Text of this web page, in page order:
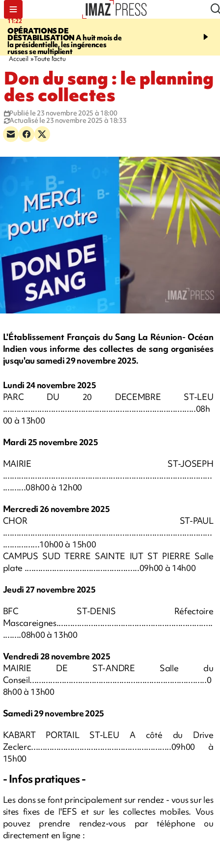
11:22
OPÉRATIONS DE
DÉSTABILISATIONA huit mois de
la présidentielle, les ingérences
russes se multiplient
14:51
Rivière triple champion
Accueil Toute l'actu
Don du sang : le planning
des collectes
Publié le 23 novembre 2025 à 18:00
Actualisé le 23 novembre 2025 à 18:33
L'Établissement Français du Sang La Réunion- Océan
Indien vous informe des collectes de sang organisées
jusqu'au samedi 29 novembre 2025.
Lundi 24 novembre 2025
PARC DU 20 DECEMBRE ST-LEU
....................................................................................08h
00 à 13h00
Mardi 25 novembre 2025
MAIRIE ST-JOSEPH
...........................................................................................
..........08h00 à 12h00
Mercredi 26 novembre 2025
CHOR ST-PAUL
...........................................................................................
................10h00 à 15h00
CAMPUS SUD TERRE SAINTE IUT ST PIERRE Salle
plate ..................................................09h00 à 14h00
Jeudi 27 novembre 2025
BFC ST-DENIS Réfectoire
Mascareignes....................................................................
........08h00 à 13h00
Vendredi 28 novembre 2025
MAIRIE DE ST-ANDRE Salle du
Conseil.............................................................................0
8h00 à 13h00
Samedi 29 novembre 2025
KAB’ART PORTAIL ST-LEU A côté du Drive
Zeclerc.............................................................09h00 à
15h00
-Infos pratiques -
Les dons se font principalement sur rendez - vous sur les
sites fixes de l'EFS et sur les collectes mobiles. Vous
pouvez prendre rendez-vous par téléphone ou
directement en ligne :